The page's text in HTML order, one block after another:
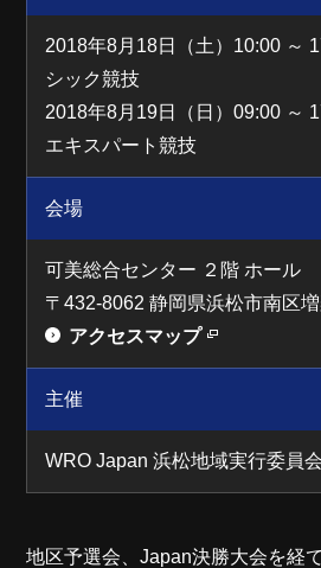
2018年8月18日（土）10:00 ～
シック競技
2018年8月19日（日）09:00 ～
エキスパート競技
会場
可美総合センター ２階 ホール
〒432-8062 静岡県浜松市南区
アクセスマップ
主催
WRO Japan 浜松地域実行委員会
地区予選会、Japan決勝大会を経